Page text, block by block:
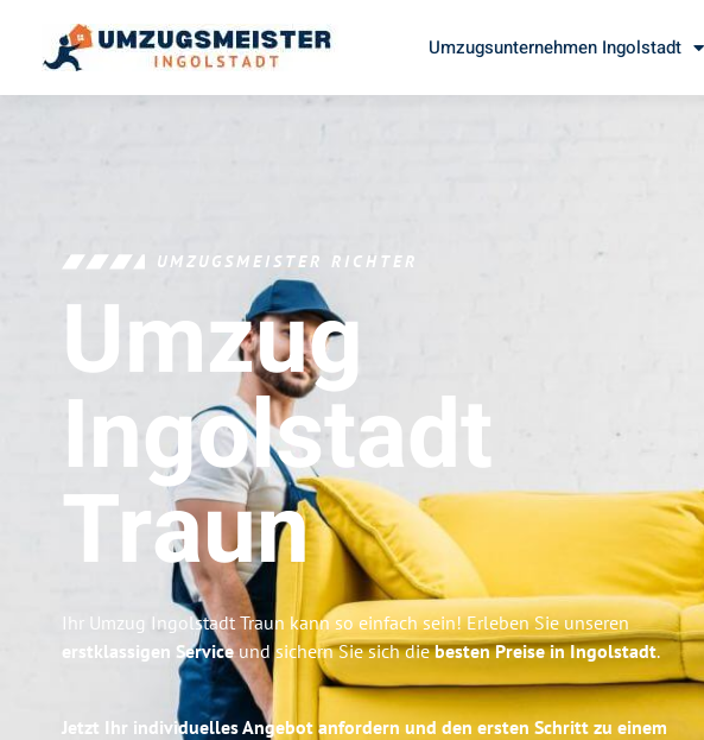
Umzugsunternehmen Ingolstadt
UMZUGSMEISTER RICHTER
Umzug
Ingolstadt
Traun
Ihr Umzug Ingolstadt Traun kann so einfach sein! Erleben Sie unseren
erstklassigen Serviceund sichern Sie sich diebesten Preise in Ingolstadt.
Jetzt Ihr individuelles Angebot anfordern und den ersten Schritt zu einem